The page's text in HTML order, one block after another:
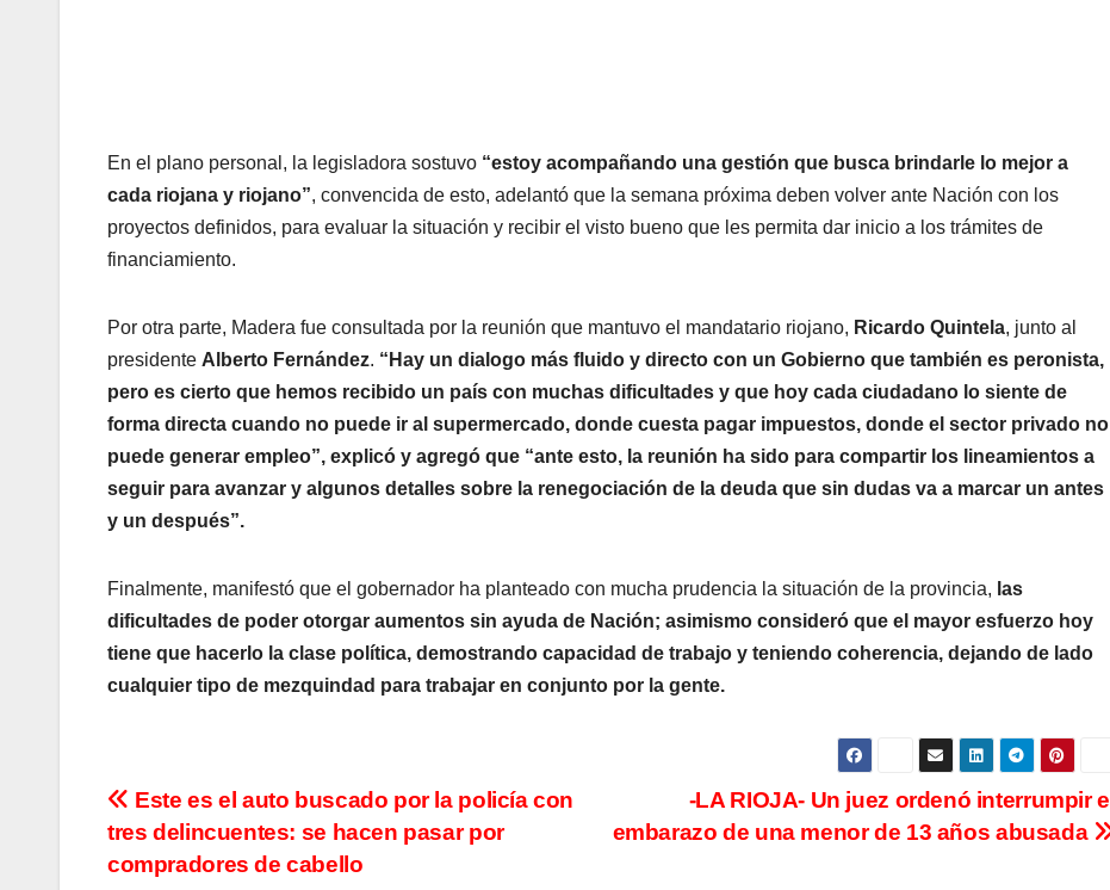
En el plano personal, la legisladora sostuvo “estoy acompañando una gestión que busca brindarle lo mejor a
cada riojana y riojano”, convencida de esto, adelantó que la semana próxima deben volver ante Nación con los
proyectos definidos, para evaluar la situación y recibir el visto bueno que les permita dar inicio a los trámites de
financiamiento.
Por otra parte, Madera fue consultada por la reunión que mantuvo el mandatario riojano, Ricardo Quintela, junto al
presidente Alberto Fernández. “Hay un dialogo más fluido y directo con un Gobierno que también es peronista,
pero es cierto que hemos recibido un país con muchas dificultades y que hoy cada ciudadano lo siente de
forma directa cuando no puede ir al supermercado, donde cuesta pagar impuestos, donde el sector privado no
puede generar empleo”, explicó y agregó que “ante esto, la reunión ha sido para compartir los lineamientos a
seguir para avanzar y algunos detalles sobre la renegociación de la deuda que sin dudas va a marcar un antes
y un después”.
Finalmente, manifestó que el gobernador ha planteado con mucha prudencia la situación de la provincia, las
dificultades de poder otorgar aumentos sin ayuda de Nación; asimismo consideró que el mayor esfuerzo hoy
tiene que hacerlo la clase política, demostrando capacidad de trabajo y teniendo coherencia, dejando de lado
cualquier tipo de mezquindad para trabajar en conjunto por la gente.
N
a
-LA RIOJA- Un juez ordenó interrumpir el
embarazo de una menor de 13 años abusada
Este es el auto buscado por la policía con
tres delincuentes: se hacen pasar por
compradores de cabello